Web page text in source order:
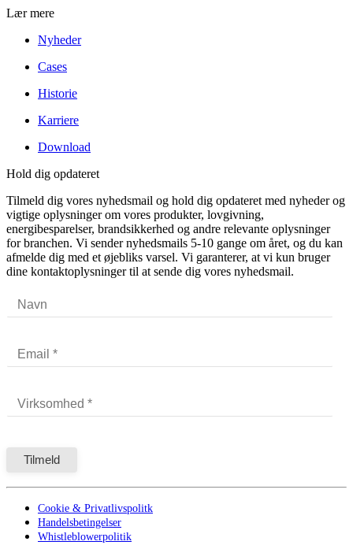
Lær mere
Nyheder
Cases
Historie
Karriere
Download
Hold dig opdateret
Tilmeld dig vores nyhedsmail og hold dig opdateret med nyheder og
vigtige oplysninger om vores produkter, lovgivning,
energibesparelser, brandsikkerhed og andre relevante oplysninger
for branchen. Vi sender nyhedsmails 5-10 gange om året, og du kan
afmelde dig med et øjebliks varsel. Vi garanterer, at vi kun bruger
dine kontaktoplysninger til at sende dig vores nyhedsmail.
Cookie & Privatlivspolitk
Handelsbetingelser
Whistleblowerpolitik